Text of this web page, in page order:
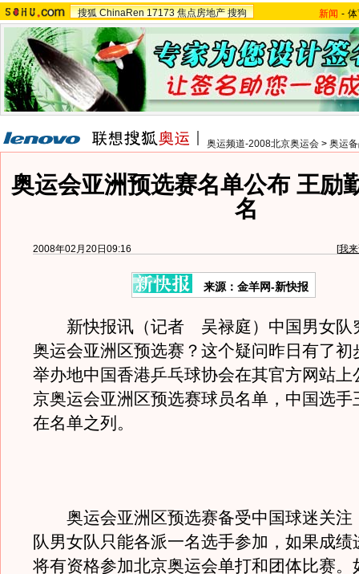
搜狐 ChinaRen 17173 焦点房地产 搜狗 新闻 -
奥运频道-2008北京奥运会 > 奥运
奥运会亚洲预选赛名单公布 王励
名
2008年02月20日09:16 [我
来源：金羊网-新快报
新快报讯（记者 吴禄庭）中国男女队
奥运会亚洲区预选赛？这个疑问昨日有了初
举办地中国香港乒乓球协会在其官方网站上
京奥运会亚洲区预选赛球员名单，中国选手
在名单之列。
奥运会亚洲区预选赛备受中国球迷关注
队男女队只能各派一名选手参加，如果成绩
将有资格参加北京奥运会单打和团体比赛。